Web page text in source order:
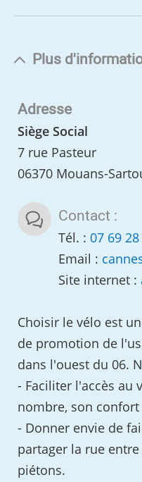
Plus
Adresse
Siège Social
7 rue Pasteur
06370 Mouans-
Contact :
Tél. : 07 69
Email :
Site internet :
Choisir le vélo est
de promotion de
dans l'ouest du 06.
- Faciliter l'accès au
nombre, son
- Donner envie de
partager la rue
piétons.